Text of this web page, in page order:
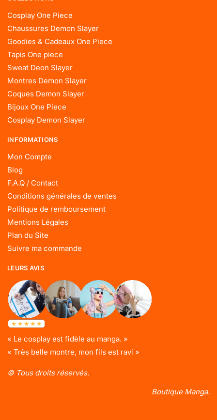
Cosplay One Piece
Chaussures Demon Slayer
Goodies & Cadeaux One Piece
Tapis One piece
Sweat Deon Slayer
Montres Demon Slayer
Coques Demon Slayer
Bijoux One Piece
Cosplay Demon Slayer
INFORMATIONS
Mon Compte
Blog
F.A.Q / Contact
Conditions générales de ventes
Politique de remboursement
Mentions Légales
Plan du Site
Suivre ma commande
LEURS AVIS
« Le cosplay est fidèle au manga. »
« Très belle montre, mon fils est ravi »
© Tous droits réservés.
Boutique Manga.